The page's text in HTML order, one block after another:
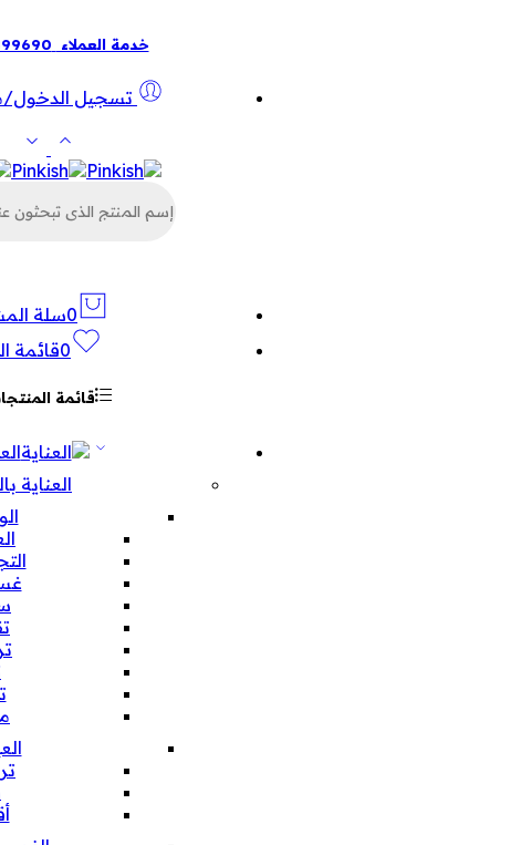
خدمة العملاء
تسجيل
عن
0سلة
0قائمة
قائمة
العناية